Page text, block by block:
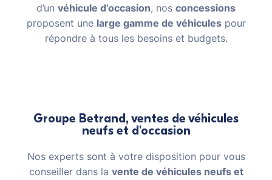
d’un véhicule d’occasion, nos concessions
proposent une large gamme de véhiculespour
répondre à tous les besoins et budgets.
Groupe Betrand, ventes de véhicules
neufs et d'occasion
Nos experts sont à votre disposition pour vous
conseiller dans la vente de véhicules neufs et